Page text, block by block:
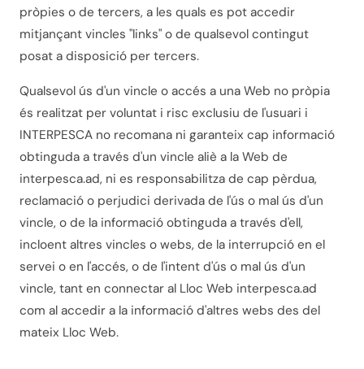
pròpies o de tercers, a les quals es pot accedir
mitjançant vincles "links" o de qualsevol contingut
posat a disposició per tercers.
Qualsevol ús d'un vincle o accés a una Web no pròpia
és realitzat per voluntat i risc exclusiu de l'usuari i
INTERPESCA no recomana ni garanteix cap informació
obtinguda a través d'un vincle aliè a la Web de
interpesca.ad, ni es responsabilitza de cap pèrdua,
reclamació o perjudici derivada de l'ús o mal ús d'un
vincle, o de la informació obtinguda a través d'ell,
incloent altres vincles o webs, de la interrupció en el
servei o en l'accés, o de l'intent d'ús o mal ús d'un
vincle, tant en connectar al Lloc Web interpesca.ad
com al accedir a la informació d'altres webs des del
mateix Lloc Web.